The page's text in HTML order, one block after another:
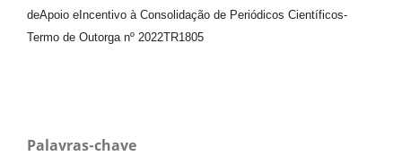
deApoio e Incentivo à Consolidação de Periódicos Científicos-
Termo de Outorga nº 2022TR1805
Palavras-chave